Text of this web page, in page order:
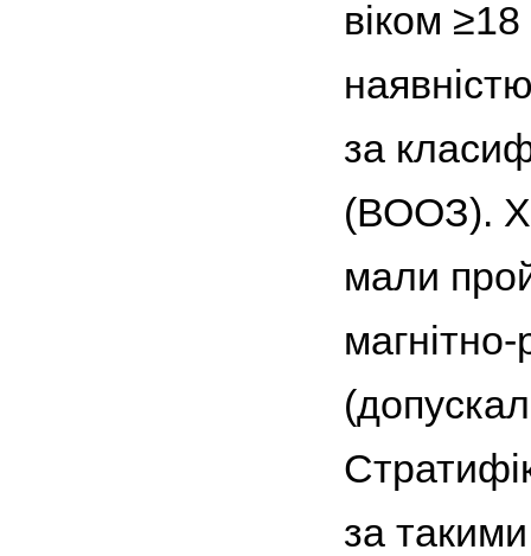
віком
за
(ВООЗ).
мали
за